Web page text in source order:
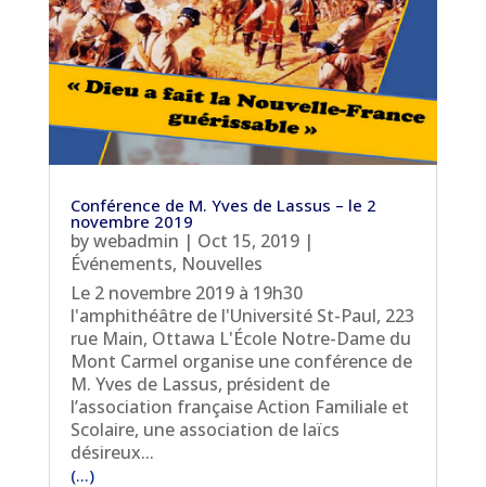
Conférence de M. Yves de Lassus – le 2
novembre 2019
bywebadmin | Oct 15, 2019|
Événements, Nouvelles
Le 2 novembre 2019 à 19h30
l'amphithéâtre de l'Université St-Paul, 223
rue Main, Ottawa L'École Notre-Dame du
Mont Carmel organise une conférence de
M. Yves de Lassus, président de
l’association française Action Familiale et
Scolaire, une association de laïcs
désireux...
(...)